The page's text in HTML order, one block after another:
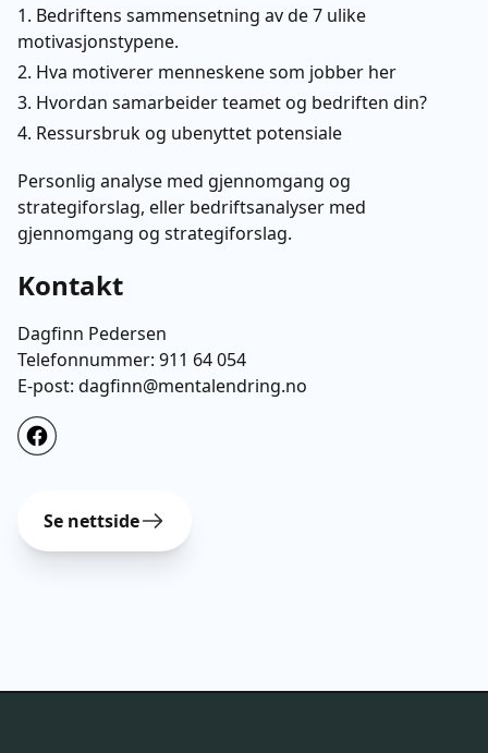
1. Bedriftens sammensetning av de 7 ulike
motivasjonstypene.
2. Hva motiverer menneskene som jobber her
3. Hvordan samarbeider teamet og bedriften din?
4. Ressursbruk og ubenyttet potensiale
Personlig analyse med gjennomgang og
strategiforslag, eller bedriftsanalyser med
gjennomgang og strategiforslag.
Kontakt
Dagfinn Pedersen
Telefonnummer: 911 64 054
E-post: dagfinn@mentalendring.no
Se nettside